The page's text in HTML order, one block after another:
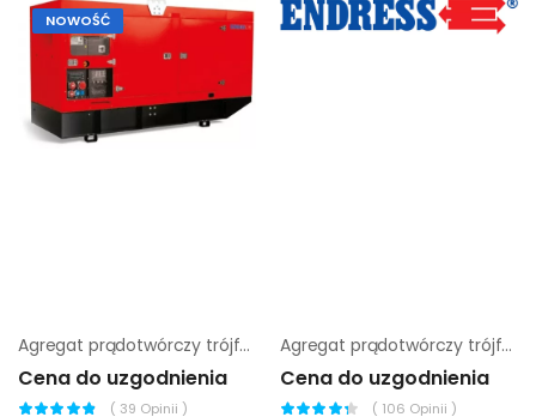
NOWOŚĆ
Agregat prądotwórczy trójfazowy Endress ESE 505 VW/AS
Cena do uzgodnienia
( 39 Opinii )
Agregat prądotwórczy trójfazowy Endress ESE 220 VW
Cena do uzgodnienia
( 106 Opinii )